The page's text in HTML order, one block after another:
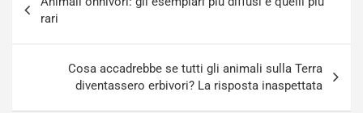
articoli
rari
Cosa accadrebbe se tutti gli animali sulla Terra
diventassero erbivori? La risposta inaspettata